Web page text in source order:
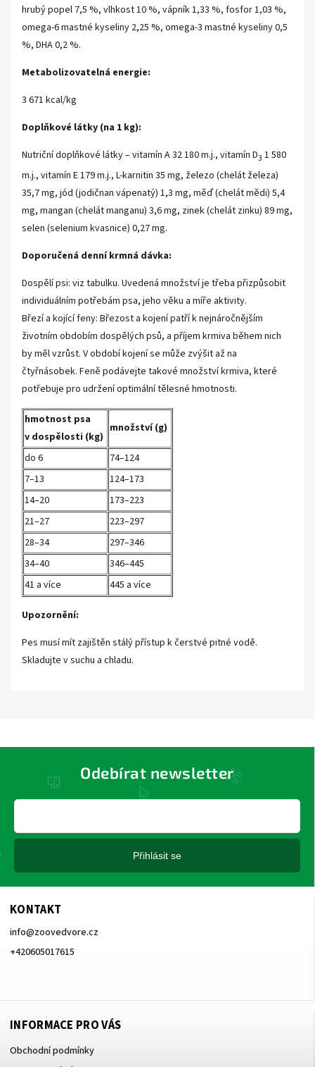
hrubý popel 7,5 %, vlhkost 10 %, vápník 1,33 %, fosfor 1,03 %,
omega-6 mastné kyseliny 2,25 %, omega-3 mastné kyseliny 0,5
%, DHA 0,2 %.
Metabolizovatelná energie:
3 671 kcal/kg
Doplňkové látky (na 1 kg):
Nutriční doplňkové látky –vitamín A 32 180 m.j., vitamín D3 1 580
m.j., vitamín E 179 m.j., L-karnitin 35 mg, železo (chelát železa)
35,7 mg, jód (jodičnan vápenatý) 1,3 mg, měď (chelát mědi) 5,4
mg, mangan (chelát manganu) 3,6 mg, zinek (chelát zinku) 89 mg,
selen (selenium kvasnice) 0,27 mg.
Doporučená denní krmná dávka:
Dospělí psi: viz tabulku. Uvedená množství je třeba přizpůsobit
individuálním potřebám psa, jeho věku a míře aktivity.
Březí a kojící feny: Březost a kojení patří k nejnáročnějším
životním obdobím dospělých psů, a příjem krmiva během nich
by měl vzrůst. V období kojení se může zvýšit až na
čtyřnásobek. Feně podávejte takové množství krmiva, které
potřebuje pro udržení optimální tělesné hmotnosti.
hmotnost psa
v dospělosti (kg)
množství (g)
do 6
74–124
7–13
124–173
14–20
173–223
21–27
223–297
28–34
297–346
34–40
346–445
41 a více
445 a více
Upozornění:
Pes musí mít zajištěn stálý přístup k čerstvé pitné vodě.
Skladujte v suchu a chladu.
KONTAKT
info@zoovedvore.cz
+420605017615
INFORMACE PRO VÁS
Obchodní podmínky
Odebírat newsletter
Přihlásit se